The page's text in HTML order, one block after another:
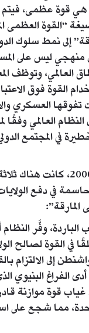
هي قوة عظمى،
“القوة العظمى
إلى نمط سلوك
منهجي ليس على
وتوظف
القوة فوق
تفوقها العسكري
العالمي وفقًا
في المجتمع
في فترة ما بعد عام 2000، كانت
في دفع الولايات
الباردة، وفَّر
في القوة لصالح
إلى الالتزام
الفراغ البنيوي
غياب قوة موازنة
مما شجع على